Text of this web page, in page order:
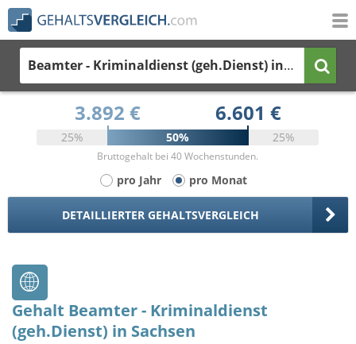
Beamter - Kriminaldienst (geh.Dienst) in Sachsen
3.892 € 6.601 €
25% 50% 25%
Bruttogehalt bei 40 Wochenstunden.
pro Jahr pro Monat
DETAILLIERTER GEHALTSVERGLEICH
Gehalt Beamter - Kriminaldienst
(geh.Dienst) in Sachsen